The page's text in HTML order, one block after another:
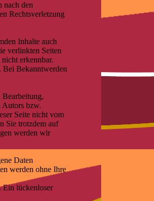
nach den
Rechtsverletzung
Inhalte auch
verlinkten Seiten
erkennbar.
Bei Bekanntwerden
Bearbeitung,
Autors bzw.
Seite nicht vom
Sie trotzdem auf
werden wir
Daten
werden ohne Ihre
Ein lückenloser